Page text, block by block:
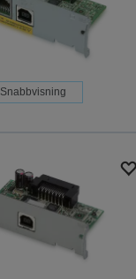
Snabbvisning